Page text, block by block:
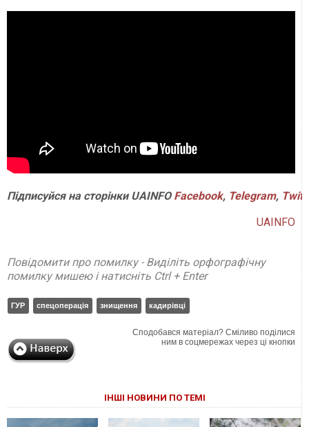
ПідписуйсянасторінкиUAINFO Facebook, Telegram,
UAINFO
Повідомити про помилку - Виділіть орфографічну
помилку мишею і натисніть Ctrl + Enter
ГУР спецоперація знищення кадирівці
Сподобався матеріал? Сміливо поділися
ним в соцмережах через ці кнопки
ІНШІ НОВИНИ ПО ТЕМІ